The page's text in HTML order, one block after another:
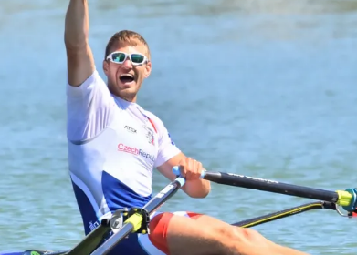
Curling
Futsal
Golf
Gymnastika
Moderní pětiboj
Motorsport
Parasport
Plavání
Plážový volejbal